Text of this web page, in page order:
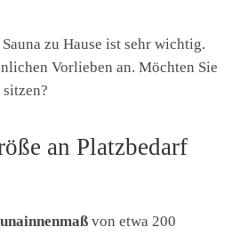
zu Hause ist sehr wichtig.
Vorlieben an. Möchten Sie
an Platzbedarf
von etwa 200